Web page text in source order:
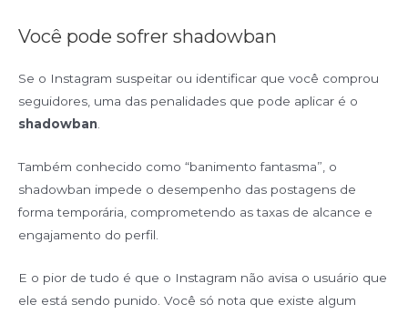
Você pode sofrer shadowban
Se o Instagram suspeitar ou identificar que você comprou
seguidores, uma das penalidades que pode aplicar é o
shadowban
Também conhecido como “banimento fantasma”, o
shadowban impede o desempenho das postagens de
forma temporária, comprometendo as taxas de alcance e
engajamento do perfil.
E o pior de tudo é que o Instagram não avisa o usuário que
ele está sendo punido. Você só nota que existe algum